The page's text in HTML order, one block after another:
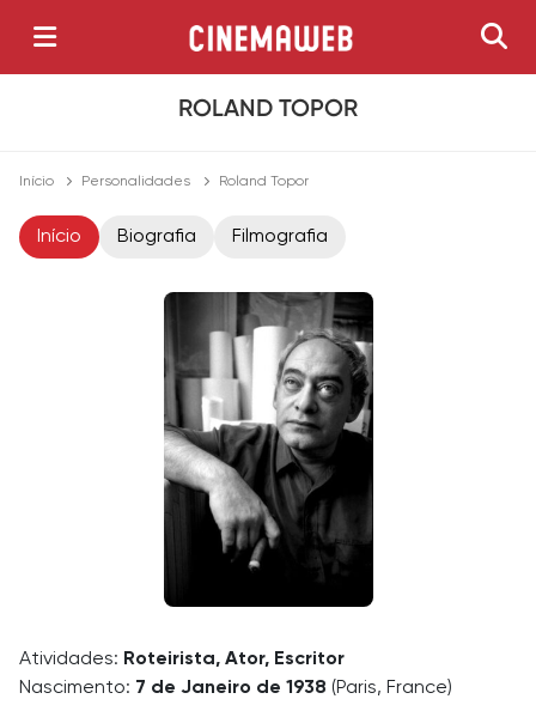
ROLAND TOPOR
Início Personalidades Roland Topor
Início Biografia Filmografia
Atividades: Roteirista, Ator, Escritor
Nascimento: 7 de Janeiro de 1938 (Paris, France)